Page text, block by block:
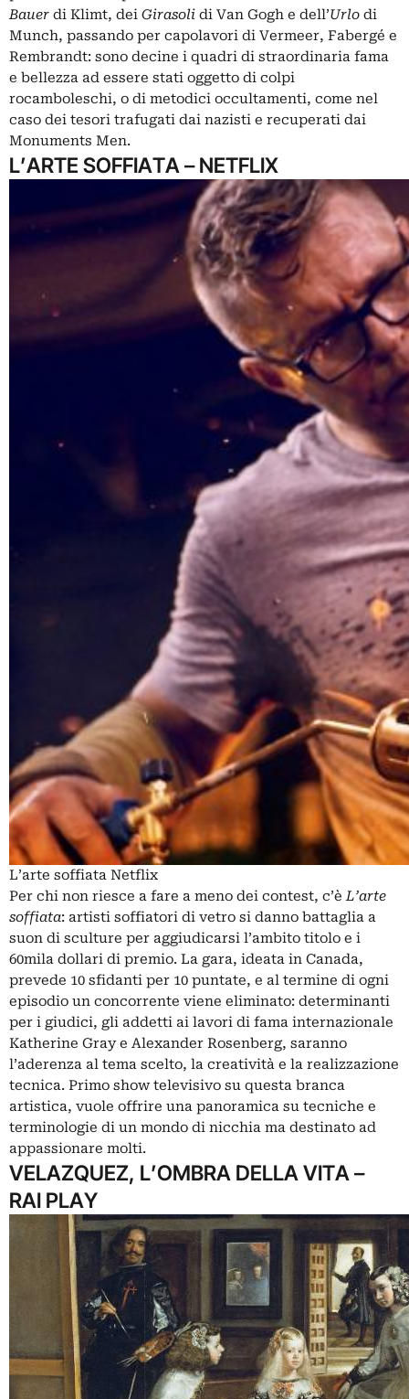
Bauer di Klimt, dei Girasoli di Van Gogh e dell’Urlo di
Munch, passando per capolavori di Vermeer, Fabergé e
Rembrandt: sono decine i quadri di straordinaria fama
e bellezza ad essere stati oggetto di colpi
rocamboleschi, o di metodici occultamenti, come nel
caso dei tesori trafugati dai nazisti e recuperati dai
Monuments Men.
L’ARTE SOFFIATA – NETFLIX
L’arte soffiata Netflix
Per chi non riesce a fare a meno dei contest, c’èL’arte
soffiata: artisti soffiatori di vetro si danno battaglia a
suon di sculture per aggiudicarsi l’ambito titolo e i
60mila dollari di premio. La gara, ideata in Canada,
prevede 10 sfidanti per 10 puntate, e al termine di ogni
episodio un concorrente viene eliminato: determinanti
per i giudici, gli addetti ai lavori di fama internazionale
Katherine Gray e Alexander Rosenberg, saranno
l’aderenza al tema scelto, la creatività e la realizzazione
tecnica. Primo show televisivo su questa branca
artistica, vuole offrire una panoramica su tecniche e
terminologie di un mondo di nicchia ma destinato ad
appassionare molti.
VELAZQUEZ, L’OMBRA DELLA VITA –
RAI PLAY